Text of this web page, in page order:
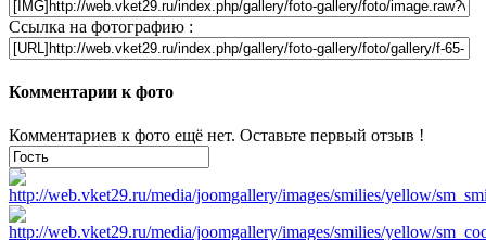
Ссылка на фотографию :
Комментарии к фото
Комментариев к фото ещё нет. Оставьте первый отзыв !